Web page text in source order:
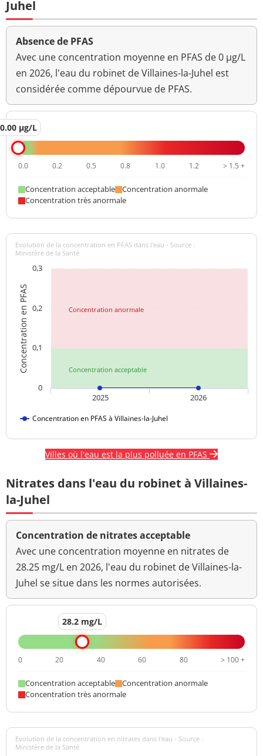
Juhel
Absence de PFAS
Avec une concentration moyenne en PFAS de 0 µg/L
en 2026, l'eau du robinet de Villaines-la-Juhel est
considérée comme dépourvue de PFAS.
0.00 µg/L
0.0 0.2 0.5 0.8 1.0 1.2 > 1.5 +
Concentration acceptable
Concentration anormale
Concentration très anormale
Concentration acceptable
Concentration anormale
Concentration en PFAS
Evolution de la concentration en PFAS dans l'eau - Source :
Ministère de la Santé
Concentration en PFAS à Villaines-la-Juhel
2025 2026
0
0,1
0,2
0,3
Villes où l'eau est la plus polluée en PFAS
Nitrates dans l'eau du robinet à Villaines-
la-Juhel
Concentration de nitrates acceptable
Avec une concentration moyenne en nitrates de
28.25 mg/L en 2026, l'eau du robinet de Villaines-la-
Juhel se situe dans les normes autorisées.
28.2 mg/L
0 20 40 60 80 > 100 +
Concentration acceptable
Concentration anormale
Concentration très anormale
Evolution de la concentration en nitrates dans l'eau - Source :
Ministère de la Santé